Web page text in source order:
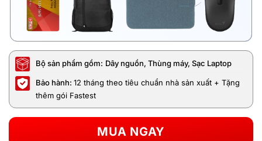
Bộ sản phẩm gồm: Dây nguồn, Thùng máy, Sạc Laptop
Bảo hành: 12 tháng theo tiêu chuẩn nhà sản xuất + Tặng
thêm gói Fastest
MUA NGAY